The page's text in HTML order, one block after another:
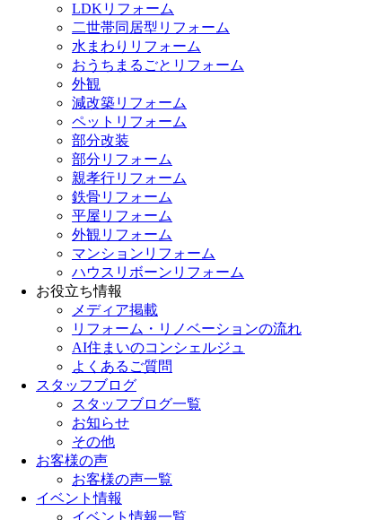
LDKリフォーム
二世帯同居型リフォーム
水まわりリフォーム
おうちまるごとリフォーム
外観
減改築リフォーム
ペットリフォーム
部分改装
部分リフォーム
親孝行リフォーム
鉄骨リフォーム
平屋リフォーム
外観リフォーム
マンションリフォーム
ハウスリボーンリフォーム
お役立ち情報
メディア掲載
リフォーム・リノベーションの流れ
AI住まいのコンシェルジュ
よくあるご質問
スタッフブログ
スタッフブログ一覧
お知らせ
その他
お客様の声
お客様の声一覧
イベント情報
イベント情報一覧